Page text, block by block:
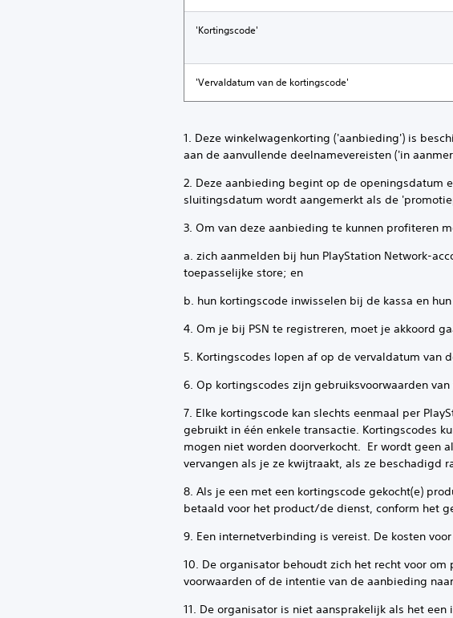
'Kortingscode'
'Vervaldatum van de kortingscode'
1. Deze winkelwagenkorting ('aanbieding') is
aan de aanvullende deelnamevereisten ('in
2. Deze aanbieding begint op de
sluitingsdatum wordt aangemerkt als de
3. Om van deze aanbieding te kunnen profiteren
a. zich aanmelden bij hun PlayStation Network-
toepasselijke store; en
b. hun kortingscode inwisselen bij de kassa en
4. Om je bij PSN te registreren, moet je akkoord
5. Kortingscodes lopen af op de vervaldatum van
6. Op kortingscodes zijn gebruiksvoorwaarden
7. Elke kortingscode kan slechts eenmaal per
gebruikt in één enkele transactie. Kortingscodes
mogen niet worden doorverkocht. Er wordt geen
vervangen als je ze kwijtraakt, als ze beschadigd
8. Als je een met een kortingscode gekocht(e)
betaald voor het product/de dienst, conform het
9. Een internetverbinding is vereist. De kosten
10. De organisator behoudt zich het recht voor
voorwaarden of de intentie van de aanbieding
11. De organisator is niet aansprakelijk als het